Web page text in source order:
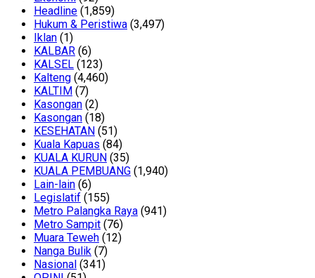
Headline (1,859)
Hukum & Peristiwa (3,497)
Iklan (1)
KALBAR (6)
KALSEL (123)
Kalteng (4,460)
KALTIM (7)
Kasongan (2)
Kasongan (18)
KESEHATAN (51)
Kuala Kapuas (84)
KUALA KURUN (35)
KUALA PEMBUANG (1,940)
Lain-lain (6)
Legislatif (155)
Metro Palangka Raya (941)
Metro Sampit (76)
Muara Teweh (12)
Nanga Bulik (7)
Nasional (341)